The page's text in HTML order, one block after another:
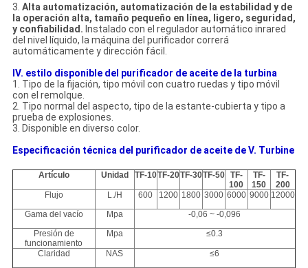
3. Alta automatización, automatización de la estabilidad y de
la operación alta, tamaño pequeño en línea, ligero, seguridad,
y confiabilidad. Instalado con el regulador automático inrared
del nivel líquido, la máquina del purificador correrá
automáticamente y dirección fácil.
IV. estilo disponible del purificador de aceite de la turbina
1. Tipo de la fijación, tipo móvil con cuatro ruedas y tipo móvil
con el remolque.
2. Tipo normal del aspecto, tipo de la estante-cubierta y tipo a
prueba de explosiones.
3. Disponible en diverso color.
Especificación técnica del purificador de aceite de V. Turbine
Artículo Unidad TF-10TF-20TF-30TF-50 TF-
100
TF-
150
TF-
200
Flujo
L./H 600 1200 1800 3000 6000 9000 12000
Gama del vacío
Mpa
-0,06 ~ -0,096
Presión de
funcionamiento
Mpa ≤0.3
Claridad NAS ≤6